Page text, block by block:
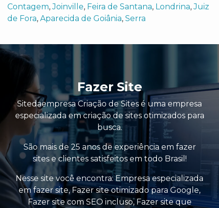
Contagem,Joinville, Feira de Santana, Londrina,Juiz
de Fora, Aparecida de Goiânia, Serra
Fazer Site
Sitedaempresa Criação de Sites é uma empresa
especializada em criação de sites otimizados para
busca.
São mais de 25 anos de experiência em fazer
sites e clientes satisfeitos em todo Brasil!
Nesse site você encontra:Empresa especializada
em fazer site,Fazer site otimizado para Google,
Fazer site com SEO incluso, Fazer site que